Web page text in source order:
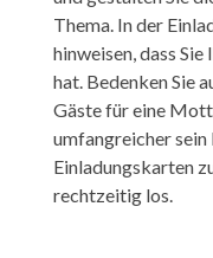
Thema. In der
hinweisen, dass
hat. Bedenken Sie
Gäste für eine
umfangreicher sein
Einladungskarten
rechtzeitig los.